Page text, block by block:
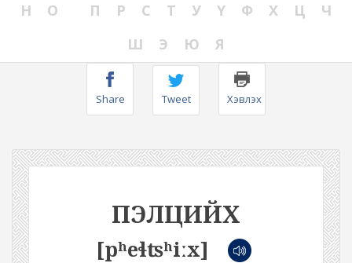
Н
О П Р С Т У Ү Ф Х Ц
Ч
Ш
Э Ю Я
Share Tweet Хэвлэх
ПЭЛЦИЙХ
[pʰeɬʦʰiːx]